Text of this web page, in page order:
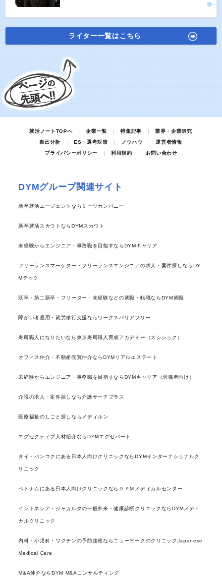
ライター一覧はこちら
就活ノートTOPへ 企業一覧 特集記事
業界・企業研究
自己分析
ES・選考対策 ノウハウ
運営者情報
プライバシーポリシー
利用規約 お問い合わせ
DYMグループ関連サイト
新卒就活エージェントならミーツカンパニー
新卒就活スカウトならDYMスカウト
未経験からエンジニア・事務職を目指すならDYMキャリア
フリーランスマーケター・フリーランスエンジニアの求人・案件探しならDY
Mテック
既卒・第二新卒・フリーター・未経験などの就職・転職ならDYM就職
障がい者雇用・就労移行支援ならワークスバリアフリー
寿司職人になりたいなら東京寿司職人育成アカデミー（スシショク）
オフィス仲介・不動産売買仲介ならDYMリアルエステート
未経験からエンジニア・事務職を目指すならDYMキャリア（求職者向け）
介護の求人・案件探しなら介護サーチプラス
医療福祉のしごと探しならメディルン
エグゼクティブ人材紹介ならDYMエグゼパート
タイ・バンコクにある日本人向けクリニックならDYMインターナショナルク
リニック
ベトナムにある日本人向けクリニックならＤＹＭメディカルセンター
インドネシア・ジャカルタの一般外来・健康診断クリニックならDYMメディ
カルクリニック
内科・小児科・ワクチンの予防接種ならニューヨークのクリニックJapanese
Medical Care
M&A仲介ならDYM M&Aコンサルティング